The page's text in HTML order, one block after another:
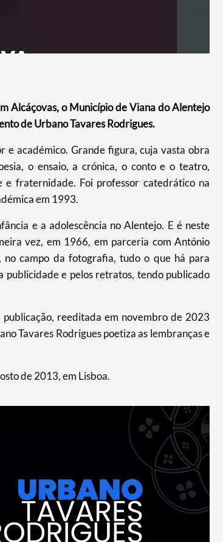
Alcáçovas, o Município de Viana do Alentejo
de Urbano Tavares Rodrigues.
e académico. Grande figura, cuja vasta obra
o ensaio, a crónica, o conto e o teatro,
e fraternidade. Foi professor catedrático na
em 1993.
e a adolescência no Alentejo. E é neste
vez, em 1966, em parceria com António
no campo da fotografia, tudo o que há para
publicidade e pelos retratos, tendo publicado
reeditada em novembro de 2023
Tavares Rodrigues poetiza as lembranças e
de 2013, em Lisboa.